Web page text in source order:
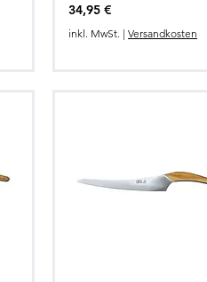
Preis
34,95 €
inkl. MwSt. | Versandkosten